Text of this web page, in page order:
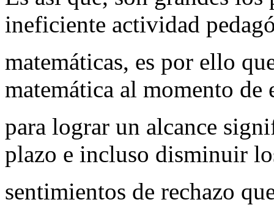
ineficiente actividad
matemáticas, es por ello
matemática al momento de
para lograr un alcance
plazo e incluso disminuir
sentimientos de rechazo